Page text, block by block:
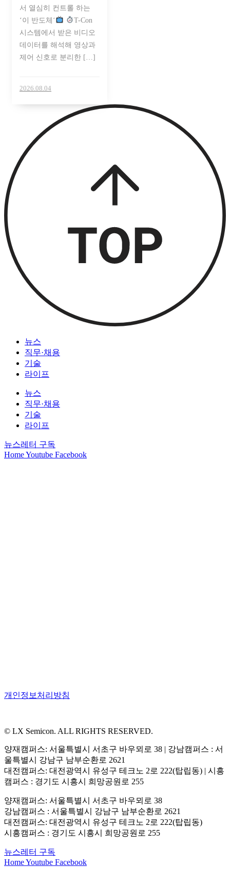
서 열심히 컨트롤 하는
‘이 반도체‘
T-Con
시스템에서 받은 비디오
데이터를 해석해 영상과
제어 신호로 분리한 […]
2026.08.04
뉴스
직무·채용
기술
라이프
뉴스
직무·채용
기술
라이프
뉴스레터 구독
HomeYoutube Facebook
개인정보처리방침
© LX Semicon. ALL RIGHTS RESERVED.
양재캠퍼스: 서울특별시 서초구 바우뫼로 38 | 강남캠퍼스 : 서
울특별시 강남구 남부순환로 2621
대전캠퍼스: 대전광역시 유성구 테크노 2로 222(탑립동) | 시흥
캠퍼스 : 경기도 시흥시 희망공원로 255
양재캠퍼스: 서울특별시 서초구 바우뫼로 38
강남캠퍼스 : 서울특별시 강남구 남부순환로 2621
대전캠퍼스: 대전광역시 유성구 테크노 2로 222(탑립동)
시흥캠퍼스 : 경기도 시흥시 희망공원로 255
뉴스레터 구독
HomeYoutube Facebook